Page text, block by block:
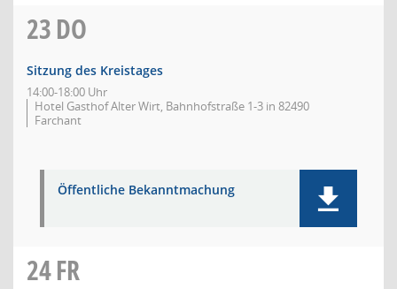
23DO
Sitzung des Kreistages
14:00-18:00 Uhr
Hotel Gasthof Alter Wirt, Bahnhofstraße 1-3 in 82490
Farchant
Öffentliche Bekanntmachung
24FR